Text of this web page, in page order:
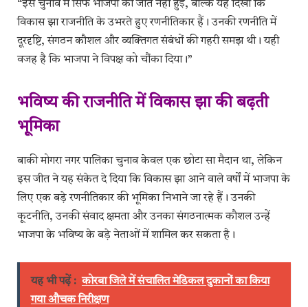
“इस चुनाव में सिर्फ भाजपा की जीत नहीं हुई, बल्कि यह दिखा कि
विकास झा राजनीति के उभरते हुए रणनीतिकार हैं। उनकी रणनीति में
दूरदृष्टि, संगठन कौशल और व्यक्तिगत संबंधों की गहरी समझ थी। यही
वजह है कि भाजपा ने विपक्ष को चौंका दिया।”
भविष्य की राजनीति में विकास झा की बढ़ती
भूमिका
बाकी मोगरा नगर पालिका चुनाव केवल एक छोटा सा मैदान था, लेकिन
इस जीत ने यह संकेत दे दिया कि विकास झा आने वाले वर्षों में भाजपा के
लिए एक बड़े रणनीतिकार की भूमिका निभाने जा रहे हैं। उनकी
कूटनीति, उनकी संवाद क्षमता और उनका संगठनात्मक कौशल उन्हें
भाजपा के भविष्य के बड़े नेताओं में शामिल कर सकता है।
यह भी पढ़ें : कोरबा जिले में संचालित मेडिकल दुकानों का किया
गया औचक निरीक्षण